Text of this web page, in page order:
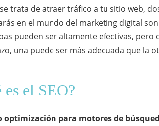
trata de atraer tráfico a tu sitio web,
en el mundo del marketing digital son
pueden ser altamente efectivas,
una puede ser más adecuada que la
es el SEO?
o optimización para motores de